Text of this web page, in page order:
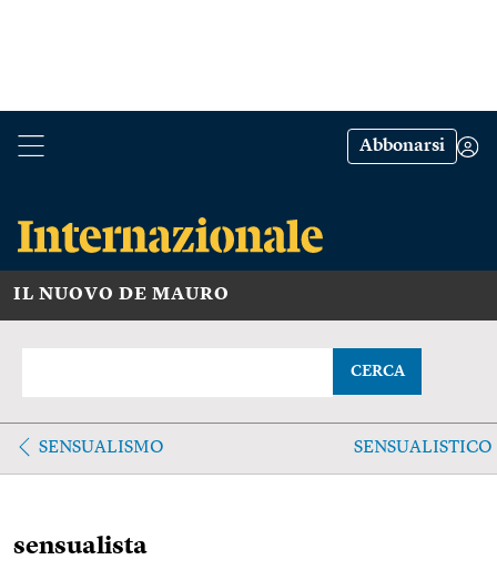
Abbonarsi
IL NUOVO DE MAURO
CERCA
SENSUALISMO SENSUALISTICO
sensualista